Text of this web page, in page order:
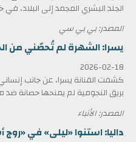
الجلد البشري المجمد إلى البلاد،
المصدر: بي بي سي
يسرا: الشهرة لم تُحصّني من
2026-02-18
كشفت الفنانة يسرا، عن جانب
بريق النجومية لم يمنحها حصانة ضد
المصدر: الأنباء
داليا: استنوا «ليلى» في